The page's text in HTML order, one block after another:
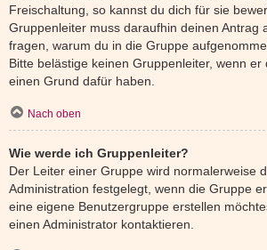
Freischaltung, so kannst du dich für sie
Gruppenleiter muss daraufhin deinen Antrag
fragen, warum du in die Gruppe
Bitte belästige keinen Gruppenleiter, wenn er
einen Grund dafür haben.
Nach oben
Wie werde ich Gruppenleiter?
Der Leiter einer Gruppe wird normalerweise
Administration festgelegt, wenn die Gruppe
eine eigene Benutzergruppe erstellen
einen Administrator kontaktieren.